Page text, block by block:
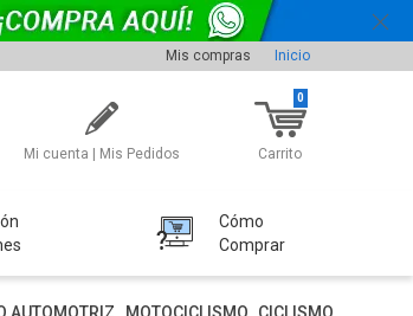
Mis compras Inicio
Mi cuenta | Mis Pedidos Carrito
0
Cómo
Comprar